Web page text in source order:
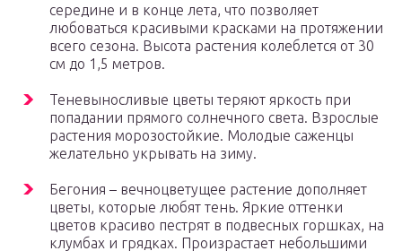
середине и в конце лета, что позволяет
любоваться красивыми красками на протяжении
всего сезона. Высота растения колеблется от 30
см до 1,5 метров.
Теневыносливые цветы теряют яркость при
попадании прямого солнечного света. Взрослые
растения морозостойкие. Молодые саженцы
желательно укрывать на зиму.
Бегония – вечноцветущее растение дополняет
цветы, которые любят тень. Яркие оттенки
цветов красиво пестрят в подвесных горшках, на
клумбах и грядках. Произрастает небольшими